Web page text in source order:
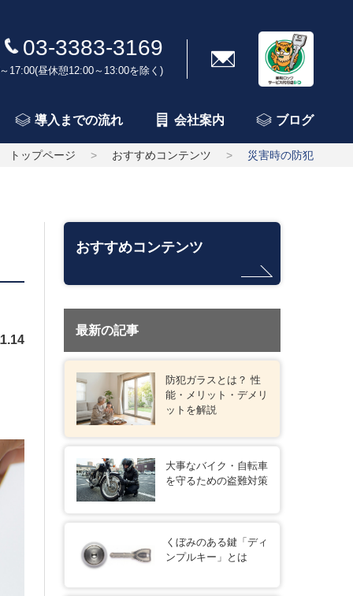
03-3383-3169
17:00(昼休憩12:00～13:00を除く)
導入までの流れ 会社案内 ブログ
トップページ おすすめコンテンツ 災害時の防犯
おすすめコンテンツ
最新の記事
防犯ガラスとは？ 性
能・メリット・デメリ
ットを解説
大事なバイク・自転車
を守るための盗難対策
くぼみのある鍵「ディ
ンプルキー」とは